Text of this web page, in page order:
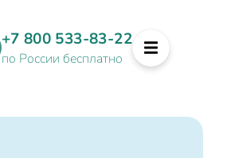
+7 800 533-83-22
по России бесплатно